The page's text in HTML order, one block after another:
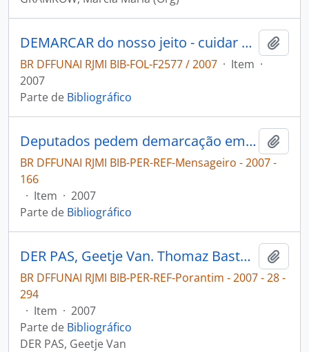
DEMARCAR do nosso jeito - cuidar da nossa terra: olhares indígenas sobre a demarcação e proteção de terras indigenas na Amazônia brasileira.
BR DFFUNAI RJMI BIB-FOL-F2577 / 2007 · Item ·
2007
Parte de Bibliográfico
Deputados pedem demarcação em MS [Mensageiro]
BR DFFUNAI RJMI BIB-PER-REF-Mensageiro - 2007 -
166
· Item · 2007
Parte de Bibliográfico
DER PAS, Geetje Van. Thomaz Bastos devolve processo dos Tupinikim e dos Guarani para a FUNAI [Porantim]
BR DFFUNAI RJMI BIB-PER-REF-Porantim - 2007 - 28 -
294
· Item · 2007
Parte de Bibliográfico
DER PAS, Geetje Van